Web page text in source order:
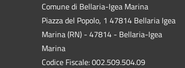
Comune di Bellaria-Igea Marina
Piazza del Popolo, 1 47814 Bellaria Igea
Marina (RN) - 47814 - Bellaria-Igea
Marina
Codice Fiscale: 002.509.504.09